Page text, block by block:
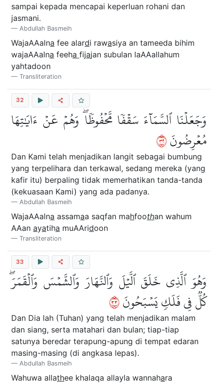
sampai kepada mencapai keperluan rohani dan
jasmani.
Abdullah Basmeih
WajaAAalna fee alardi rawasiya an tameeda bihim
wajaAAalna feeha fijajan subulan laAAallahum
yahtadoon
Transliteration
32
وَجَعَلۡنَا ٱلسَّمَآءَ سَقۡفٗا مَّحۡفُوظٗاۖ وَهُمۡ عَنۡ ءَايَٰتِهَا
مُعۡرِضُونَ٢٣
Dan Kami telah menjadikan langit sebagai bumbung
yang terpelihara dan terkawal, sedang mereka (yang
kafir itu) berpaling tidak memerhatikan tanda-tanda
(kekuasaan Kami) yang ada padanya.
Abdullah Basmeih
WajaAAalna assamaa saqfan mahfoothan wahum
AAan ayatiha muAAridoon
Transliteration
33
وَهُوَ ٱلَّذِي خَلَقَ ٱلَّيۡلَ وَٱلنَّهَارَ وَٱلشَّمۡسَ وَٱلۡقَمَرَۖ
كُلّٞ فِي فَلَكٖ يَسۡبَحُونَ٣٣
Dan Dia lah (Tuhan) yang telah menjadikan malam
dan siang, serta matahari dan bulan; tiap-tiap
satunya beredar terapung-apung di tempat edaran
masing-masing (di angkasa lepas).
Abdullah Basmeih
Wahuwa allathee khalaqa allayla wannahara